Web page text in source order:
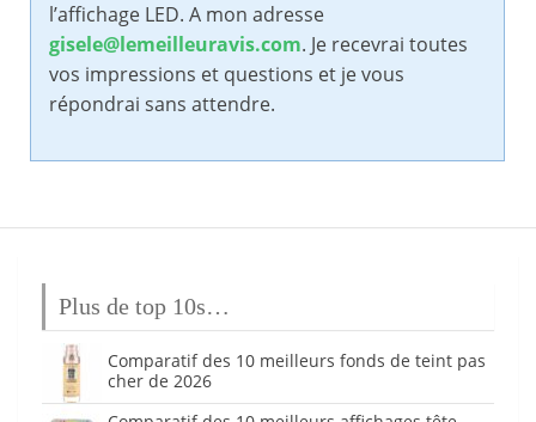
l’affichage LED. A mon adresse
gisele@lemeilleuravis.com. Je recevrai toutes
vos impressions et questions et je vous
répondrai sans attendre.
Plus de top 10s…
Comparatif des 10 meilleurs fonds de teint pas
cher de 2026